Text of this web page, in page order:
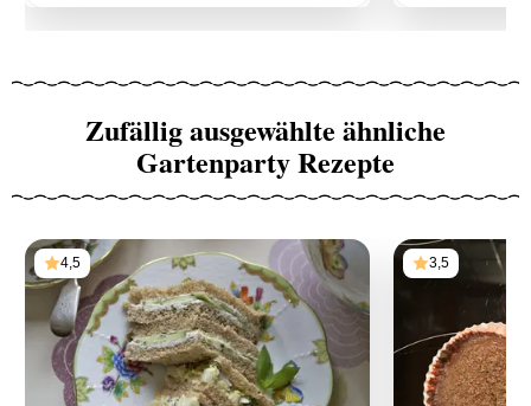
Zufällig ausgewählte ähnliche
Gartenparty Rezepte
4,5 3,5